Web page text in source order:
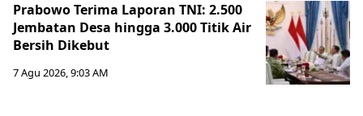
Prabowo Terima Laporan TNI: 2.500
Jembatan Desa hingga 3.000 Titik Air
Bersih Dikebut
7 Agu 2026, 9:03 AM